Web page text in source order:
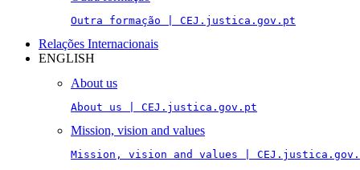
Outra formação | CEJ.justica.gov.pt
Relações Internacionais
ENGLISH
About us
About us | CEJ.justica.gov.pt
Mission, vision and values
Mission, vision and values |